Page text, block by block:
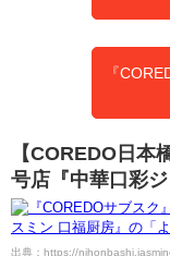
『
【COREDO日
号店『中華口彩ジ
出典：https://